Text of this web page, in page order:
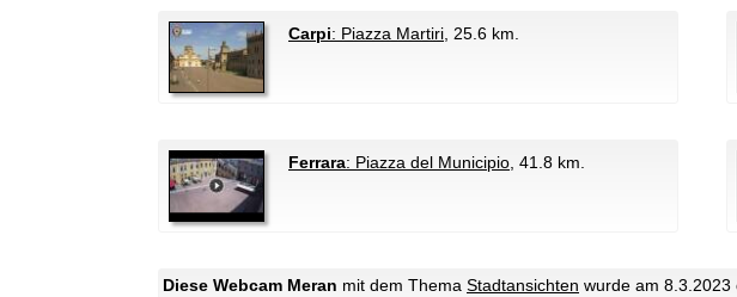
Carpi: Piazza Martiri , 25.6 km.
Ferrara: Piazza del Municipio , 41.8 km.
Diese Webcam Meran mit dem Thema Stadtansichten wurde am 8.3.2023